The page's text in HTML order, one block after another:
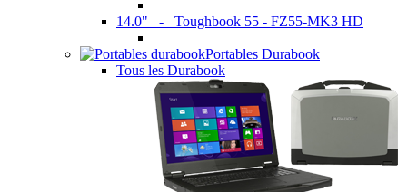
14.0" - Toughbook 55 - FZ55-MK3 HD
Portables Durabook
Tous les Durabook